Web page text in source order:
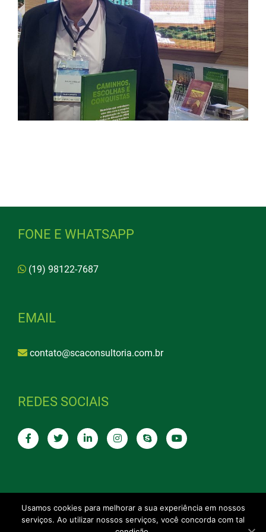
FONE E WHATSAPP
(19) 98122-7687
EMAIL
contato@scaconsultoria.com.br
REDES SOCIAIS
Termos de Uso
Política de Privacidade
Usamos cookies para melhorar a sua experiência em nossos
serviços. Ao utilizar nossos serviços, você concorda com tal